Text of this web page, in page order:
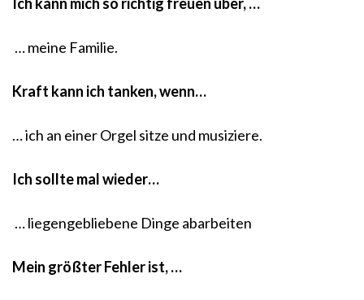
… meine Familie.
Kraft kann ich tanken, wenn…
… ich an einer Orgel sitze und musiziere.
Ich sollte mal wieder…
… liegengebliebene Dinge abarbeiten
Mein größter Fehler ist, …